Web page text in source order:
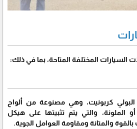
السيارات المختلفة المتاحة، بما في ذلك:
كربونيت، وهي مصنوعة من ألواح
الملونة، والتي يتم تثبيتها على هيكل
والمتانة ومقاومة العوامل الجوية.